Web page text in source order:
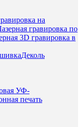
на
гравировка по
3D гравировка в
Деколь
УФ-
печать